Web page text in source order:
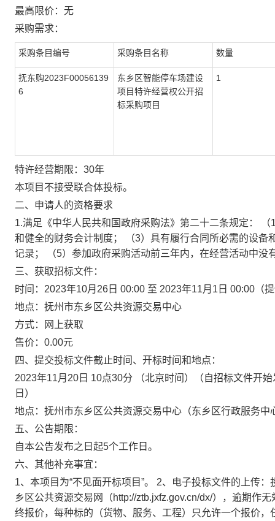
最高限价：无
采购需求：
采购条目编号 采购条目名称 数量
抚东购2023F00056139
6
东乡区智能停车场建设
项目特许经营权公开招
标采购项目
1
特许经营期限：30年
本项目不接受联合体投标。
二、申请人的资格要求
1.满足《中华人民共和国政府采购法》第二十二条规定：
和健全的财务会计制度； （3）具有履行合同所必需的设
记录； （5）参加政府采购活动前三年内，在经营活动中没
三、获取招标文件：
时间：2023年10月26日 00:00 至 2023年11月1日 00:00（
地点：抚州市东乡区公共资源交易中心
方式：网上获取
售价：0.00元
四、提交投标文件截止时间、开标时间和地点：
2023年11月20日 10点30分 （北京时间）（自招标文件开
日）
地点：抚州市东乡区公共资源交易中心（东乡区行政服务中
五、公告期限：
自本公告发布之日起5个工作日。
六、其他补充事宜：
1、本项目为“不见面开标项目”。 2、电子投标文件的上传
乡区公共资源交易网（http://ztb.jxfz.gov.cn/dx/），逾期作
终报价，每种标的（货物、服务、工程）只允许一个报价，